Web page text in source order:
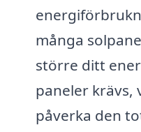
många
större ditt
paneler krävs,
påverka den